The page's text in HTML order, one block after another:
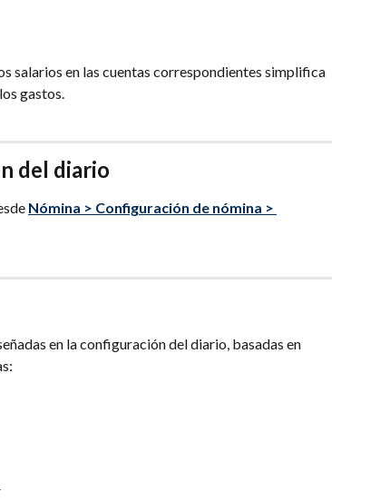
salarios en las cuentas correspondientes simplifica
gastos.
del diario
Nómina > Configuración de nómina >
en la configuración del diario, basadas en